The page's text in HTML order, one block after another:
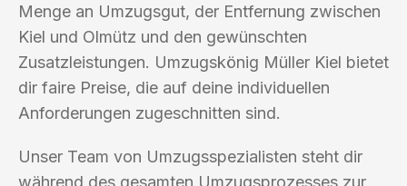
Menge an Umzugsgut, der Entfernung zwischen
Kiel und Olmütz und den gewünschten
Zusatzleistungen. Umzugskönig Müller Kiel bietet
dir faire Preise, die auf deine individuellen
Anforderungen zugeschnitten sind.
Unser Team von Umzugsspezialisten steht dir
während des gesamten Umzugsprozesses zur